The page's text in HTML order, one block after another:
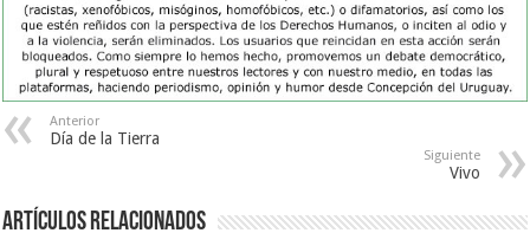
Anterior
Día de la Tierra
Siguiente
Vivo
Artículos Relacionados